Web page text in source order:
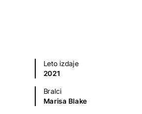
Leto izdaje
2021
Bralci
Marisa Blake